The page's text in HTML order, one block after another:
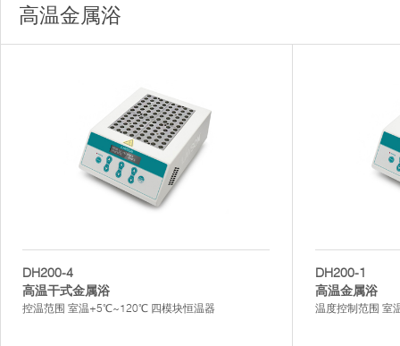
高温金属浴
DH200-4
高温干式金属浴
控温范围 室温+5℃~120℃ 四模块恒温器
DH200-1
高温金属浴
温度控制范围